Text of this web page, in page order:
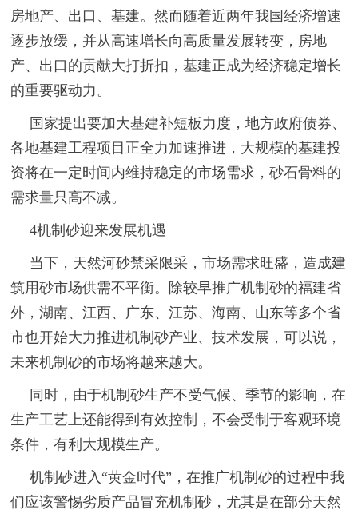
房地产、出口、基建。然而随着近两年我国经济增速
逐步放缓，并从高速增长向高质量发展转变，房地
产、出口的贡献大打折扣，基建正成为经济稳定增长
的重要驱动力。
国家提出要加大基建补短板力度，地方政府债券、
各地基建工程项目正全力加速推进，大规模的基建投
资将在一定时间内维持稳定的市场需求，砂石骨料的
需求量只高不减。
4机制砂迎来发展机遇
当下，天然河砂禁采限采，市场需求旺盛，造成建
筑用砂市场供需不平衡。除较早推广机制砂的福建省
外，湖南、江西、广东、江苏、海南、山东等多个省
市也开始大力推进机制砂产业、技术发展，可以说，
未来机制砂的市场将越来越大。
同时，由于机制砂生产不受气候、季节的影响，在
生产工艺上还能得到有效控制，不会受制于客观环境
条件，有利大规模生产。
机制砂进入“黄金时代”，在推广机制砂的过程中我
们应该警惕劣质产品冒充机制砂，尤其是在部分天然